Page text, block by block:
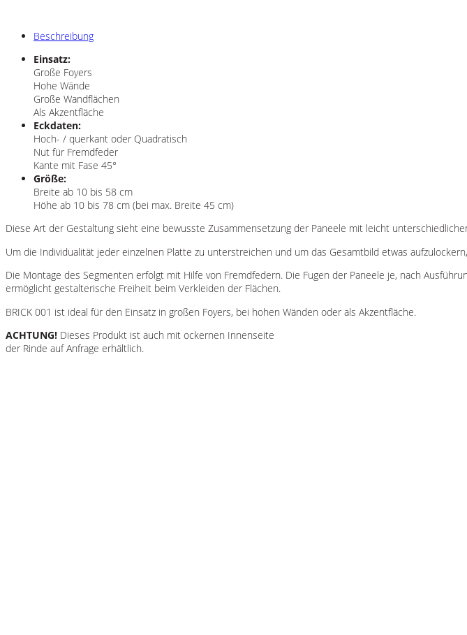
Beschreibung
Einsatz:
Große Foyers
Hohe Wände
Große Wandflächen
Als Akzentfläche
Eckdaten:
Hoch- / querkant oder Quadratisch
Nut für Fremdfeder
Kante mit Fase 45°
Größe:
Breite ab 10 bis 58 cm
Höhe ab 10 bis 78 cm (bei max. Breite 45 cm)
Diese Art der Gestaltung sieht eine bewusste Zusammensetzung der Paneele mit leicht
Um die Individualität jeder einzelnen Platte zu unterstreichen und um das Gesamtbild etwas
Die Montage des Segmenten erfolgt mit Hilfe von Fremdfedern. Die Fugen der Paneele je, nach
ermöglicht gestalterische Freiheit beim Verkleiden der Flächen.
BRICK 001 ist ideal für den Einsatz in großen Foyers, bei hohen Wänden oder als Akzentfläche.
ACHTUNG! Dieses Produkt ist auch mit ockernen Innenseite
der Rinde auf Anfrage erhältlich.